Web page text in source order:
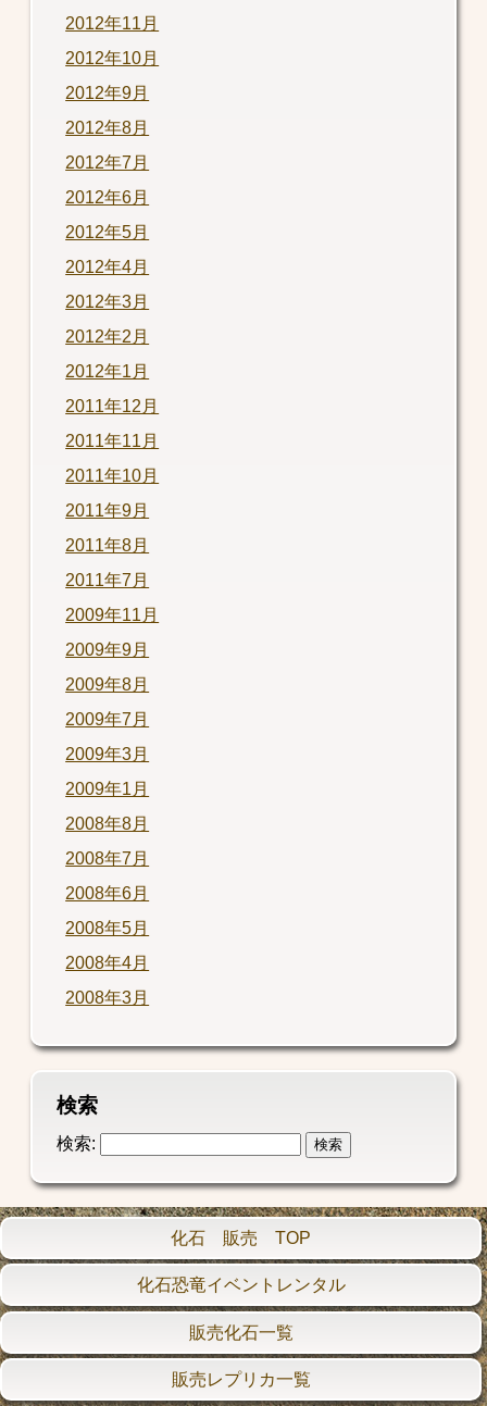
2012年11月
2012年10月
2012年9月
2012年8月
2012年7月
2012年6月
2012年5月
2012年4月
2012年3月
2012年2月
2012年1月
2011年12月
2011年11月
2011年10月
2011年9月
2011年8月
2011年7月
2009年11月
2009年9月
2009年8月
2009年7月
2009年3月
2009年1月
2008年8月
2008年7月
2008年6月
2008年5月
2008年4月
2008年3月
検索
検索:
化石 販売 TOP
化石恐竜イベントレンタル
販売化石一覧
販売レプリカ一覧